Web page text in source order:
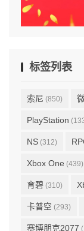
标签列表
索尼 (850)
PlayStation
NS (312)
Xbox One (439)
育碧 (310)
卡普空 (293)
赛博朋克2077